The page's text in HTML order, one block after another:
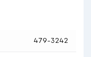
479-3242